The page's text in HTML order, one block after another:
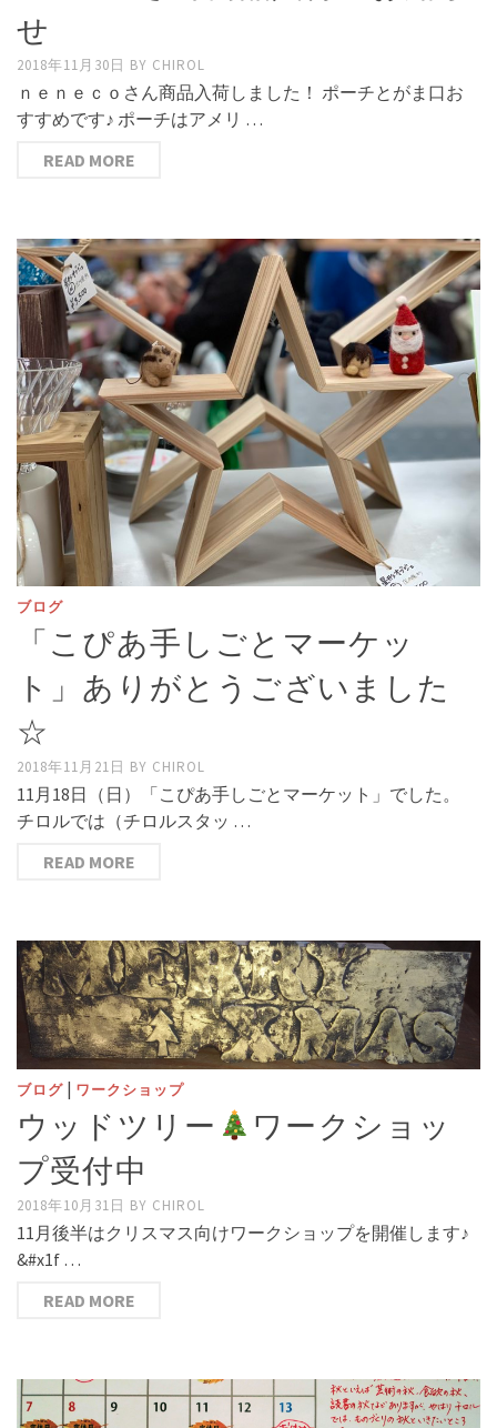
せ
2018年11月30日 BY CHIROL
ｎｅｎｅｃｏさん商品入荷しました！ ポーチとがま口お
すすめです♪ ポーチはアメリ …
READ MORE
ブログ
「こぴあ手しごとマーケッ
ト」ありがとうございました
☆
2018年11月21日 BY CHIROL
11月18日（日）「こぴあ手しごとマーケット」でした。
チロルでは（チロルスタッ …
READ MORE
ブログ | ワークショップ
ウッドツリー
ワークショッ
プ受付中
2018年10月31日 BY CHIROL
11月後半はクリスマス向けワークショップを開催します♪
&#x1f …
READ MORE